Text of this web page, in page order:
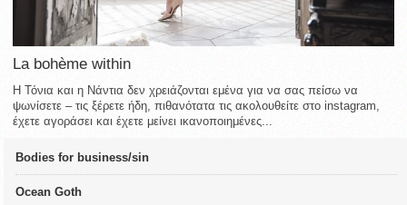
La bohème within
Η Τόνια και η Νάντια δεν χρειάζονται εμένα για να σας πείσω να
ψωνίσετε – τις ξέρετε ήδη, πιθανότατα τις ακολουθείτε στο instagram,
έχετε αγοράσει και έχετε μείνει ικανοποιημένες...
Bodies for business/sin
Ocean Goth